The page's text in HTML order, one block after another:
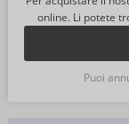
online. Li potete
Puoi